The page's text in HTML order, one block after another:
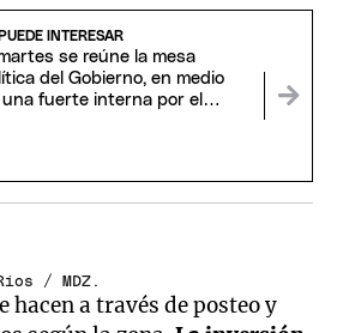
INTERESAR
se reúne la mesa
del Gobierno, en medio
fuerte interna por el
/ MDZ.
hacen a través de posteo y